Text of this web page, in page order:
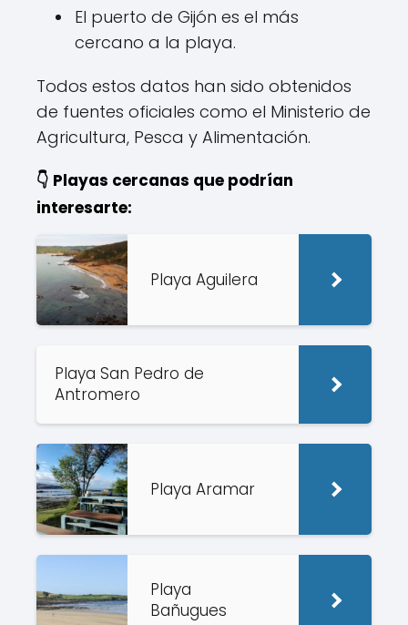
El puerto de Gijón es el más
cercano a la playa.
Todos estos datos han sido obtenidos
de fuentes oficiales como el Ministerio de
Agricultura, Pesca y Alimentación.
👇 Playas cercanas que podrían
interesarte:
Playa Aguilera
Playa San Pedro de
Antromero
Playa Aramar
Playa
Bañugues